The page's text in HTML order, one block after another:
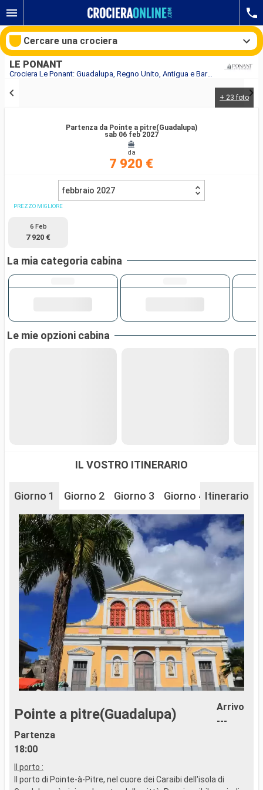
Crociera Le Ponant: Guadalupa, Regno Unito, Antigua e Barbuda, Francia, Anguilla, Santa Lucia in partenza da Pointe a pitre(Guadalupa)
LE PONANT
+ 23 foto
Partenza da Pointe a pitre(Guadalupa)
sab 06 feb 2027
da
7 920 €
febbraio 2027
PREZZO MIGLIORE
6 Feb
7 920 €
La mia categoria cabina
Le mie opzioni cabina
IL VOSTRO ITINERARIO
Giorno 1 Giorno 2 Giorno 3 Giorno 4 Giorno 5
Itinerario
Pointe a pitre(Guadalupa)
Arrivo
---
Partenza
18:00
Il porto :
Il porto di Pointe-à-Pitre, nel cuore dei Caraibi dell'isola di
Cercare una crociera
Mesi di partenza